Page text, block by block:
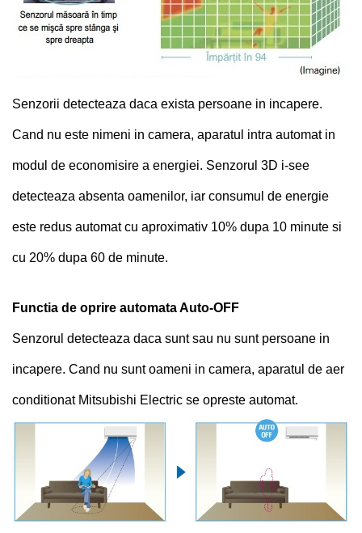
Senzorii detecteaza daca exista persoane in incapere.
Cand nu este nimeni in camera, aparatul intra automat in
modul de economisire a energiei. Senzorul 3D i-see
detecteaza absenta oamenilor, iar consumul de energie
este redus automat cu aproximativ 10% dupa 10 minute si
cu 20% dupa 60 de minute.
Functia de oprire automata Auto-OFF
Senzorul detecteaza daca sunt sau nu sunt persoane in
incapere. Cand nu sunt oameni in camera, aparatul de aer
conditionat Mitsubishi Electric se opreste automat.